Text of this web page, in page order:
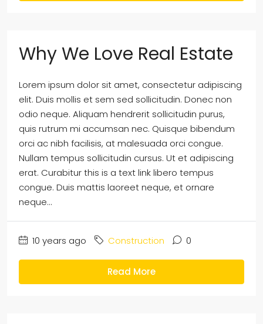
Why We Love Real Estate
Lorem ipsum dolor sit amet, consectetur adipiscing
elit. Duis mollis et sem sed sollicitudin. Donec non
odio neque. Aliquam hendrerit sollicitudin purus,
quis rutrum mi accumsan nec. Quisque bibendum
orci ac nibh facilisis, at malesuada orci congue.
Nullam tempus sollicitudin cursus. Ut et adipiscing
erat. Curabitur this is a text link libero tempus
congue. Duis mattis laoreet neque, et ornare
neque...
10 years ago Construction 0
Read More